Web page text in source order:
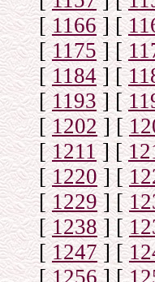
[1166] [
[1175] [
[1184] [
[1193] [
[1202] [
[1211] [
[1220] [
[ 1229] [
[1238] [
[1247] [
[1256] [